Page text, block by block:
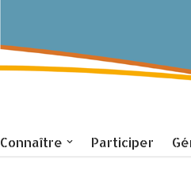
Connaître Participer